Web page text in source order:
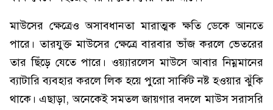
মাউসের ক্ষেত্রেও অসাবধানতা মারাত্মক ক্ষতি ডেকে আনতে
পারে। তারযুক্ত মাউসের ক্ষেত্রে বারবার ভাঁজ করলে ভেতরের
তার ছিঁড়ে যেতে পারে। ওয়্যারলেস মাউসে আবার নিম্নমানের
ব্যাটারি ব্যবহার করলে লিক হয়ে পুরো সার্কিট নষ্ট হওয়ার ঝুঁকি
থাকে। এছাড়া, অনেকেই সমতল জায়গার বদলে মাউস সরাসরি